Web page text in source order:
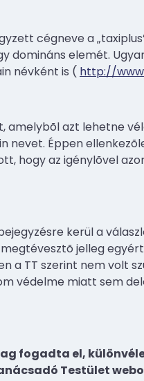
cégneve a
domináns elemét.
névként is ( http://
azt lehetne
Éppen
hogy az igénylõvel
kerül a
jelleg
a TT szerint nem volt
védelme miatt sem
fogadta el,
Testület